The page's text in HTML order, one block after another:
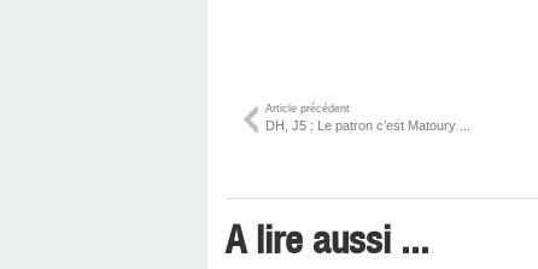
Article précédent
DH, J5 : Le patron c’est Matoury ...
A lire aussi ...